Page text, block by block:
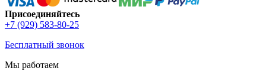
Присоединяйтесь
+7 (929) 583-80-25
Бесплатный звонок
Мы работаем